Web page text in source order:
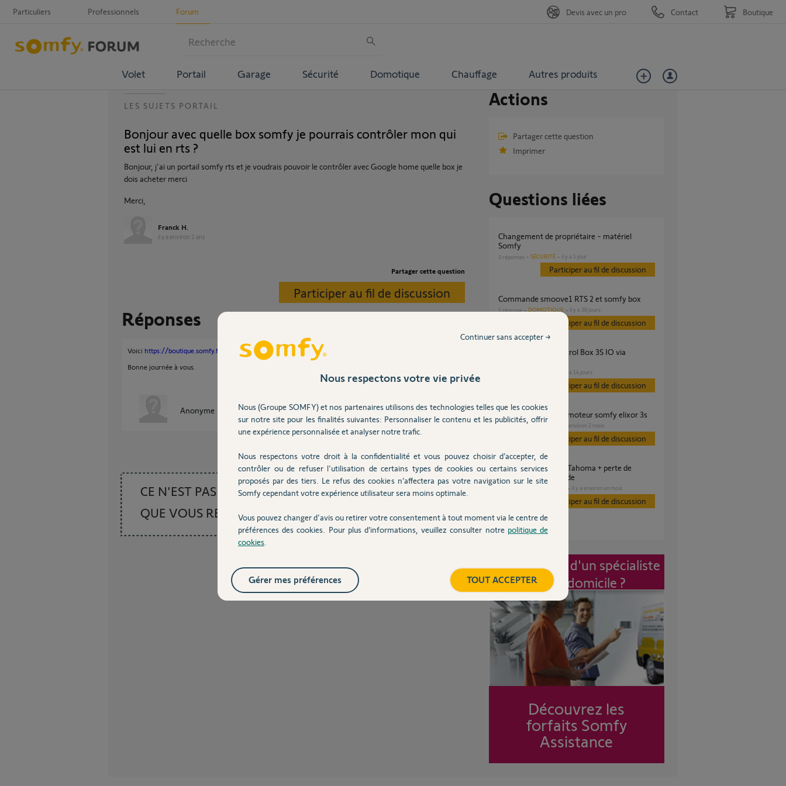
Particuliers Professionnels Forum
Volet Portail Garage Sécurité Domotique Chauffage Autres produits
Devis avec un pro Contact Boutique
LES SUJETS PORTAIL
Bonjour avec quelle box somfy je pourrais contrôler mon qui
est lui en rts ?
Bonjour, j'ai un portail somfy rts et je voudrais pouvoir le contrôler avec Google home quelle box je
dois acheter merci
Merci,
Franck H.
il y a environ 2 ans
Partager cette question
Participer au fil de discussion
Réponses
Voici https://boutique.somfy.fr/pack-kit-de-connectivite-google...
Bonne journée à vous.
Anonyme il y a environ 2 ans
CE N'EST PAS CE
QUE VOUS RECHERCHEZ
Actions
Partager cette question
Imprimer
Questions liées
Changement de propriétaire - matériel
Somfy
3 réponses SÉCURITÉ il y a 1 jour
Participer au fil de discussion
commande smoove1 RTS 2 et somfy box
1 réponse DOMOTIQUE il y a 30 jours
Participer au fil de discussion
il y a 14 jours
Participer au fil de discussion
Connexion tahoma moteur somfy elixor 3s
GARAGE il y a environ 2 mois
Participer au fil de discussion
perte de connexion Tahoma + perte de
portée télécommande
il y a environ un mois
Participer au fil de discussion
Intervention d'un spécialiste
à mon domicile ?
Découvrez les
forfaits Somfy
Assistance
Nous respectons votre vie privée
Nous (Groupe SOMFY) et nos partenaires utilisons des technologies telles que les cookies
sur notre site pour les finalités suivantes: Personnaliser le contenu et les publicités, offrir
une expérience personnalisée et analyser notre trafic.
Nous respectons votre droit à la confidentialité et vous pouvez choisir d’accepter, de
contrôler ou de refuser l'utilisation de certains types de cookies ou certains services
proposés par des tiers. Le refus des cookies n’affectera pas votre navigation sur le site
Somfy cependant votre expérience utilisateur sera moins optimale.
Vous pouvez changer d'avis ou retirer votre consentement à tout moment via le centre de
préférences des cookies. Pour plus d’informations, veuillez consulter notre politique de
cookies
Continuer sans accepter →
TOUT ACCEPTER
Gérer mes préférences